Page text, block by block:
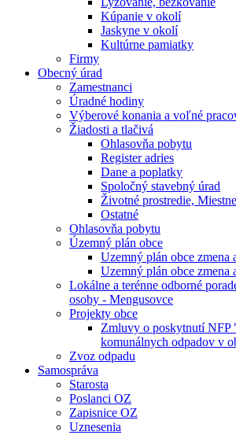
Kúpanie v okolí
Jaskyne v okolí
Kultúrne pamiatky
Firmy
Obecný úrad
Zamestnanci
Úradné hodiny
Výberové konania a voľné
Žiadosti a tlačivá
Ohlasovňa pobytu
Register adries
Dane a poplatky
Spoločný stavebný úrad
Životné prostredie,
Ostatné
Ohlasovňa pobytu
Územný plán obce
Uzemný plán obce zmena
Uzemný plán obce zmena
Lokálne a terénne odborné
osoby - Mengusovce
Projekty obce
Zmluvy o poskytnutí NFP
komunálnych odpadov v
Zvoz odpadu
Samospráva
Starosta
Poslanci OZ
Zapisnice OZ
Uznesenia